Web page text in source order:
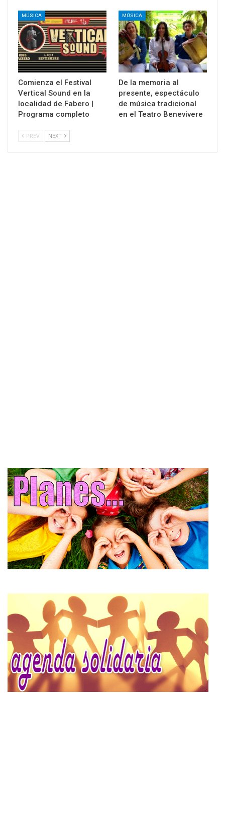
MÚSICA
Comienza el Festival
Vertical Sound en la
localidad de Fabero |
Programa completo
MÚSICA
De la memoria al
presente, espectáculo
de música tradicional
en el Teatro Benevivere
PREV NEXT